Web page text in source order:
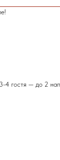
гостя — до 2